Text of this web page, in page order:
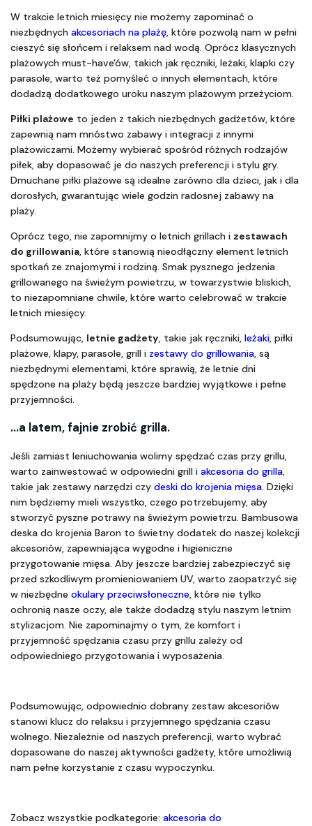
W trakcie letnich miesięcy nie możemy zapominać o
niezbędnych akcesoriach na plażę, które pozwolą nam w pełni
cieszyć się słońcem i relaksem nad wodą. Oprócz klasycznych
plażowych must-have'ów, takich jak ręczniki, leżaki, klapki czy
parasole, warto też pomyśleć o innych elementach, które
dodadzą dodatkowego uroku naszym plażowym przeżyciom.
Piłki plażowe to jeden z takich niezbędnych gadżetów, które
zapewnią nam mnóstwo zabawy i integracji z innymi
plażowiczami. Możemy wybierać spośród różnych rodzajów
piłek, aby dopasować je do naszych preferencji i stylu gry.
Dmuchane piłki plażowe są idealne zarówno dla dzieci, jak i dla
dorosłych, gwarantując wiele godzin radosnej zabawy na
plaży.
Oprócz tego, nie zapomnijmy o letnich grillach i zestawach
do grillowania, które stanowią nieodłączny element letnich
spotkań ze znajomymi i rodziną. Smak pysznego jedzenia
grillowanego na świeżym powietrzu, w towarzystwie bliskich,
to niezapomniane chwile, które warto celebrować w trakcie
letnich miesięcy.
Podsumowując, letnie gadżety, takie jak ręczniki, leżaki, piłki
plażowe, klapy, parasole, grill i zestawy do grillowania, są
niezbędnymi elementami, które sprawią, że letnie dni
spędzone na plaży będą jeszcze bardziej wyjątkowe i pełne
przyjemności.
...a latem, fajnie zrobić grilla.
Jeśli zamiast leniuchowania wolimy spędzać czas przy grillu,
warto zainwestować w odpowiedni grill i akcesoria do grilla,
takie jak zestawy narzędzi czy deski do krojenia mięsa. Dzięki
nim będziemy mieli wszystko, czego potrzebujemy, aby
stworzyć pyszne potrawy na świeżym powietrzu. Bambusowa
deska do krojenia Baron to świetny dodatek do naszej kolekcji
akcesoriów, zapewniająca wygodne i higieniczne
przygotowanie mięsa. Aby jeszcze bardziej zabezpieczyć się
przed szkodliwym promieniowaniem UV, warto zaopatrzyć się
w niezbędne okulary przeciwsłoneczne, które nie tylko
ochronią nasze oczy, ale także dodadzą stylu naszym letnim
stylizacjom. Nie zapominajmy o tym, że komfort i
przyjemność spędzania czasu przy grillu zależy od
odpowiedniego przygotowania i wyposażenia.
Podsumowując, odpowiednio dobrany zestaw akcesoriów
stanowi klucz do relaksu i przyjemnego spędzania czasu
wolnego. Niezależnie od naszych preferencji, warto wybrać
dopasowane do naszej aktywności gadżety, które umożliwią
nam pełne korzystanie z czasu wypoczynku.
Zobacz wszystkie podkategorie: akcesoria do